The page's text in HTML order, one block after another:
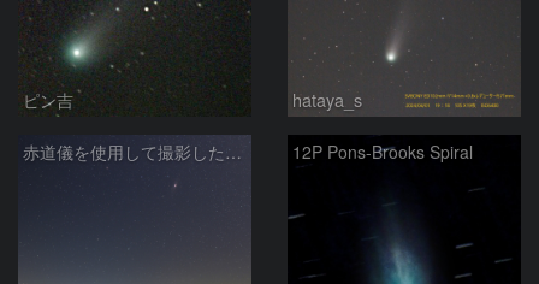
ピン吉 hataya_s
赤道儀を使用して撮影した画像のSequatorによるコンポジット結果 12P Pons-Brooks Spiral